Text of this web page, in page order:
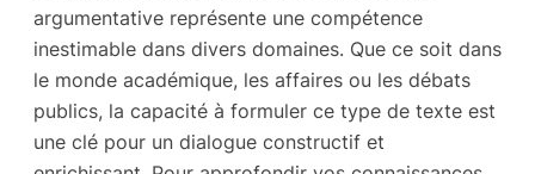
argumentative représente une compétence
inestimable dans divers domaines. Que ce soit dans
le monde académique, les affaires ou les débats
publics, la capacité à formuler ce type de texte est
une clé pour un dialogue constructif et